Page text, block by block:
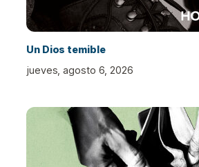
Un Dios temible
jueves, agosto 6, 2026